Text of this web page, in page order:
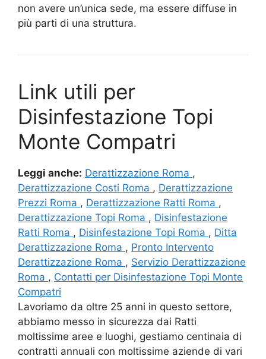
non avere un’unica sede, ma essere diffuse in
più parti di una struttura.
Link utili per
Disinfestazione Topi
Monte Compatri
Leggi anche: Derattizzazione Roma ,
Derattizzazione Costi Roma , Derattizzazione
Prezzi Roma , Derattizzazione Ratti Roma ,
Derattizzazione Topi Roma , Disinfestazione
Ratti Roma , Disinfestazione Topi Roma , Ditta
Derattizzazione Roma , Pronto Intervento
Derattizzazione Roma , Servizio Derattizzazione
Roma , Contatti per Disinfestazione Topi Monte
Compatri
Lavoriamo da oltre 25 anni in questo settore,
abbiamo messo in sicurezza dai Ratti
moltissime aree e luoghi, gestiamo centinaia di
contratti annuali con moltissime aziende di vari